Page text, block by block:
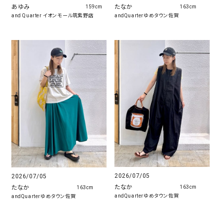
あゆみ
and Quarter イオンモール筑紫野店
159cm
たなか
andQuarterゆめタウン佐賀
163cm
2026/07/05
たなか
andQuarterゆめタウン佐賀
163cm
2026/07/05
たなか
andQuarterゆめタウン佐賀
163cm